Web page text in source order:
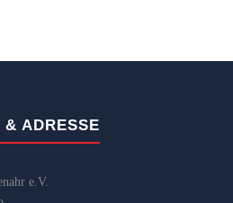
& ADRESSE
e.V.